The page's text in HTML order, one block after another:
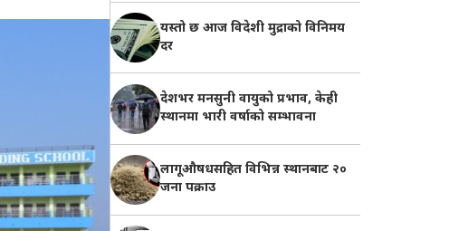
यस्तो छ आज विदेशी मुद्राको विनिमय
दर
देशभर मनसुनी वायुको प्रभाव, केही
स्थानमा भारी वर्षाको सम्भावना
लागूऔषधसहित विभिन्न स्थानबाट २०
जना पक्राउ